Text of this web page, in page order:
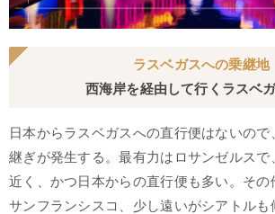
ラスベガスへの乗継地
西海岸を経由して行くラスベ
日本からラスベガスへの直行便はないので
継ぎが発生する。最有力はロサンゼルスで
近く、かつ日本からの直行便も多い。その
サンフランシスコ、少し遠いがシアトルも